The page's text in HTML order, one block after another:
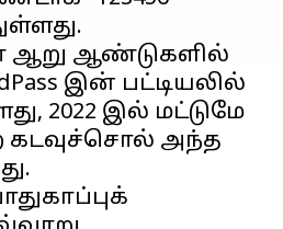
ஆறு ஆண்டுகளில்
இன் பட்டியலில்
2022 இல் மட்டுமே
கடவுச்சொல் அந்த